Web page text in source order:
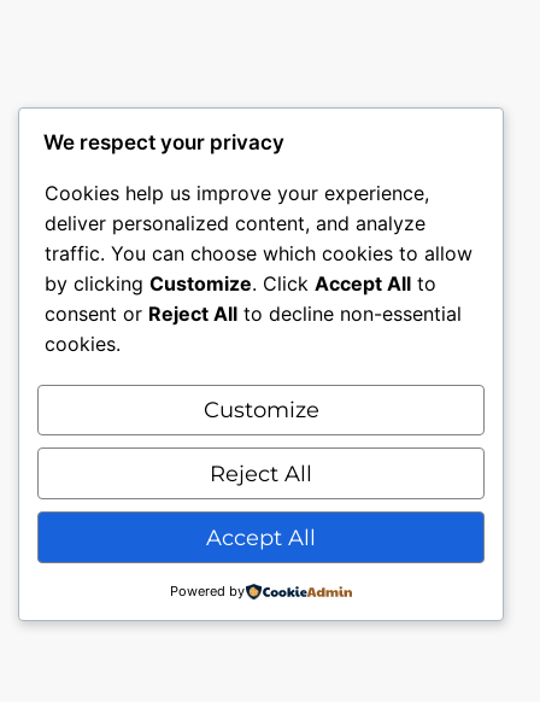
Mon compte
Nous contacter.
Conditions générales.
Politique de confidentialité
We respect your privacy
Cookies help us improve your experience,
deliver personalized content, and analyze
traffic. You can choose which cookies to allow
by clicking Customize. Click Accept All to
consent or Reject All to decline non-essential
cookies.
Customize
Reject All
Accept All
Powered by